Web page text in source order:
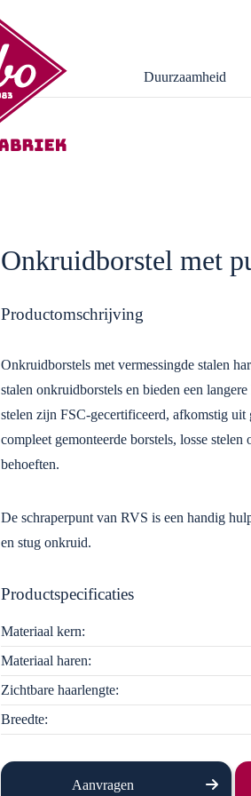
Duurzaamheid
Onkruidborstel met
Productomschrijving
Onkruidborstels met vermessingde stalen
stalen onkruidborstels en bieden een
stelen zijn FSC-gecertificeerd, afkomstig uit
compleet gemonteerde borstels, losse
behoeften.
De schraperpunt van RVS is een handig
en stug onkruid.
Productspecificaties
Materiaal kern:
Materiaal haren:
Zichtbare haarlengte:
Breedte:
Aanvragen